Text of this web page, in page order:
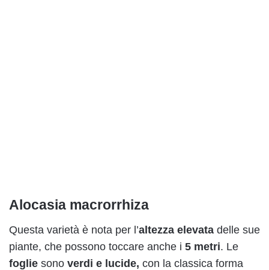
Alocasia macrorrhiza
Questa varietà è nota per l’altezza elevata delle sue
piante, che possono toccare anche i 5 metri. Le
foglie sono verdi e lucide, con la classica forma